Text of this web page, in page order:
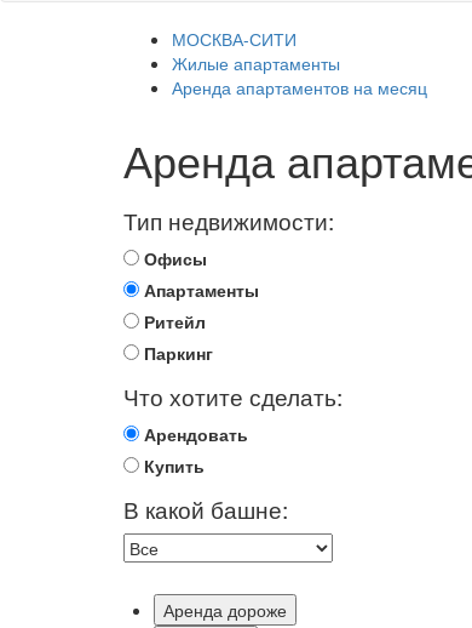
МОСКВА-СИТИ
Жилые апартаменты
Аренда апартаментов на месяц
Аренда
Тип недвижимости:
Офисы
Апартаменты
Ритейл
Паркинг
Что хотите сделать:
Арендовать
Купить
В какой башне:
Аренда дороже